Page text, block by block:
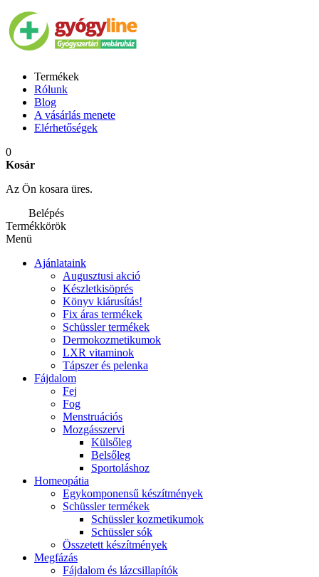
Termékek
Rólunk
Blog
A vásárlás menete
Elérhetőségek
0
Kosár
Az Ön kosara üres.
Belépés
Termékkörök
Menü
Ajánlataink
Augusztusi akció
Készletkisöprés
Könyv kiárusítás!
Fix áras termékek
Schüssler termékek
Dermokozmetikumok
LXR vitaminok
Tápszer és pelenka
Fájdalom
Fej
Fog
Menstruációs
Mozgásszervi
Külsőleg
Belsőleg
Sportoláshoz
Homeopátia
Egykomponensű készítmények
Schüssler termékek
Schüssler kozmetikumok
Schüssler sók
Összetett készítmények
Megfázás
Fájdalom és lázcsillapítók